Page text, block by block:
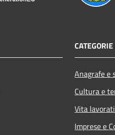
Anagrafe e
Cultura e
Vita
Imprese e